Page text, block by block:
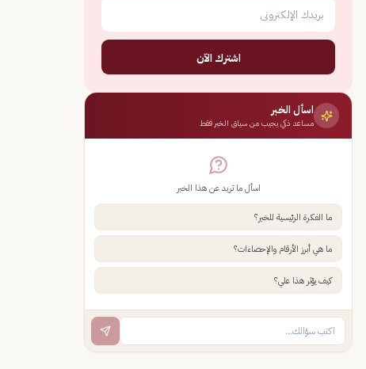
اشترك الآن
اسأل الخبر
مساعد ذكي يجيب من سياق الخبر فقط
اسأل ما تريد عن هذا الخبر
ما الفكرة الرئيسية للخبر؟
ما هي أبرز الأرقام والإحصاءات؟
كيف يؤثر هذا علي؟